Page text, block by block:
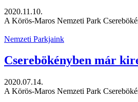
2020.11.10.
A Körös-Maros Nemzeti Park
Nemzeti Parkjaink
Cserebökényben már
2020.07.14.
A Körös-Maros Nemzeti Park